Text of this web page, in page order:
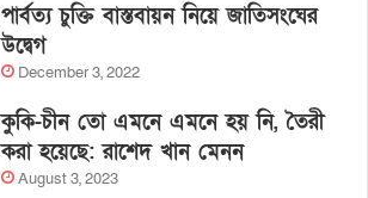
পার্বত্য চুক্তি বাস্তবায়ন নিয়ে জাতিসংঘের
উদ্বেগ
December 3, 2022
কুকি-চীন তো এমনে এমনে হয় নি, তৈরী
করা হয়েছে: রাশেদ খান মেনন
August 3, 2023